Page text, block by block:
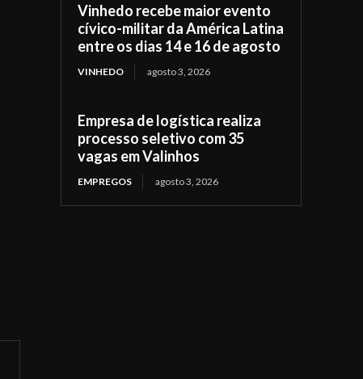
Vinhedo recebe maior evento
cívico-militar da América Latina
entre os dias 14 e 16 de agosto
VINHEDO agosto 3, 2026
Empresa de logística realiza
processo seletivo com 35
vagas em Valinhos
EMPREGOS agosto 3, 2026